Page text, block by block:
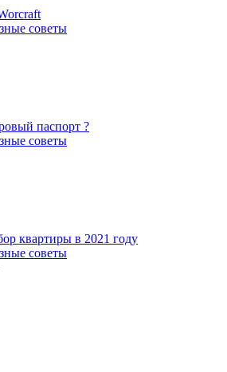
советы
паспорт ?
советы
квартиры в 2021 году
советы